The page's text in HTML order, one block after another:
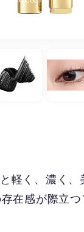
軽く、濃く、
在感が際立